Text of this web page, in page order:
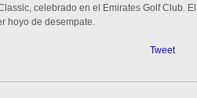
celebrado en el Emirates Golf Club.
hoyo de desempate.
Tweet